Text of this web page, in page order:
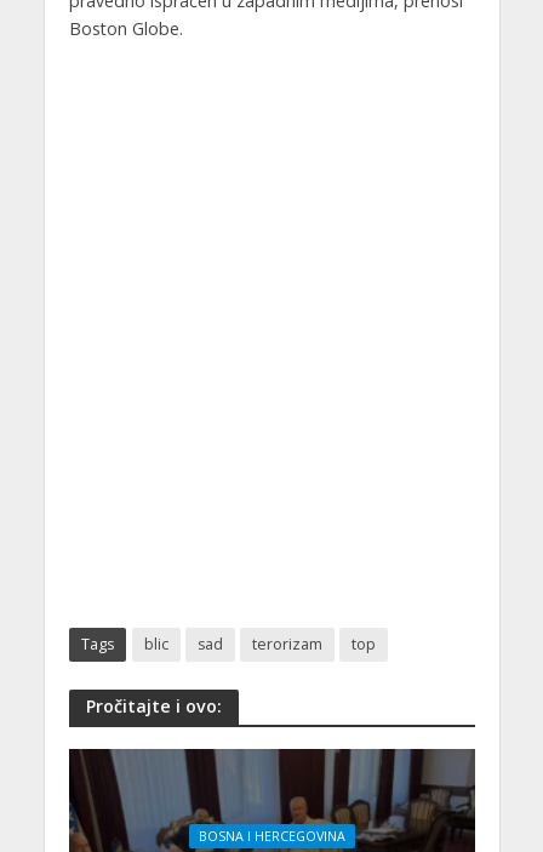
Boston Globe.
Tags blic sad terorizam top
Pročitajte i ovo:
BOSNA I HERCEGOVINA